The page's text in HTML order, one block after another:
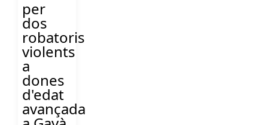
per
dos
robatoris
violents
a
dones
d'edat
avançada